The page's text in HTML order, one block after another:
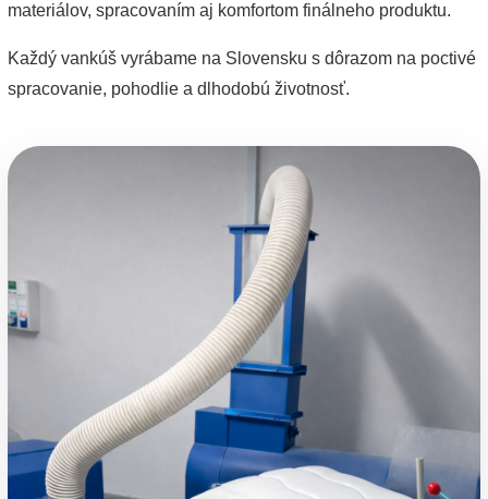
materiálov, spracovaním aj komfortom finálneho produktu.
Každý vankúš vyrábame na Slovensku s dôrazom na poctivé
spracovanie, pohodlie a dlhodobú životnosť.